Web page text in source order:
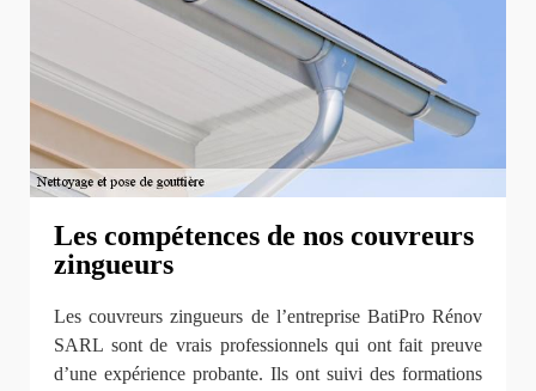
Les compétences de nos couvreurs
zingueurs
Les couvreurs zingueurs de l’entreprise BatiPro Rénov
SARL sont de vrais professionnels qui ont fait preuve
d’une expérience probante. Ils ont suivi des formations